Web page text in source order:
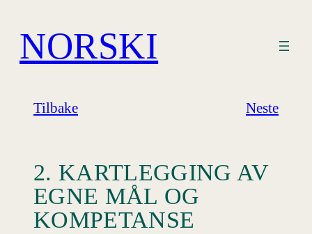
innhold
NORSKI
Tilbake Neste
2. KARTLEGGING AV
EGNE MÅL OG
KOMPETANSE